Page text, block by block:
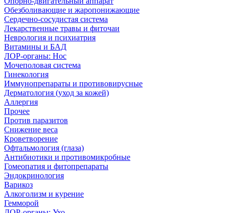
Обезболивающие и жаропонижающие
Сердечно-сосудистая система
Лекарственные травы и фиточаи
Неврология и психиатрия
Витамины и БАД
ЛОР-органы: Нос
Мочеполовая система
Гинекология
Иммунопрепараты и противовирусные
Дерматология (уход за кожей)
Аллергия
Прочее
Против паразитов
Снижение веса
Кроветворение
Офтальмология (глаза)
Антибиотики и противомикробные
Гомеопатия и фитопрепараты
Эндокринология
Варикоз
Алкоголизм и курение
Гемморой